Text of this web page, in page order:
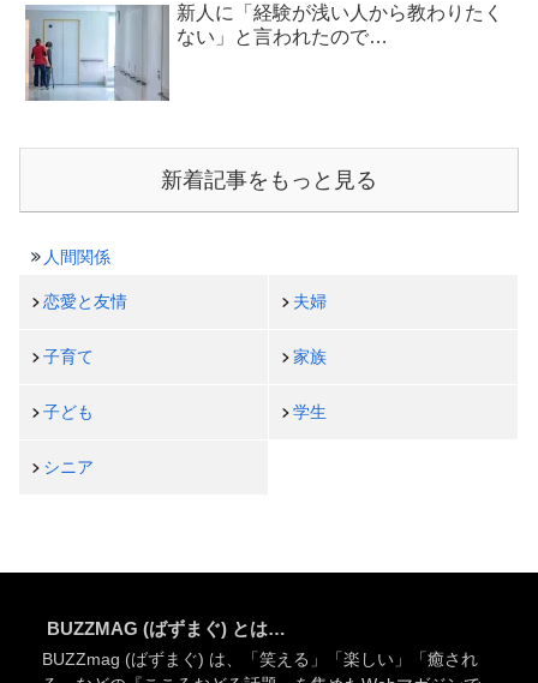
新人に「経験が浅い人から教わりたく
ない」と言われたので…
新着記事をもっと見る
人間関係
恋愛と友情 夫婦
子育て 家族
子ども 学生
シニア
BUZZMAG (ばずまぐ) とは…
BUZZmag (ばずまぐ) は、「笑える」「楽しい」「癒され